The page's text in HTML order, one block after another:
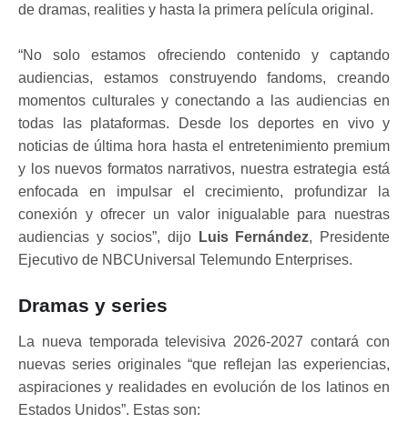
de dramas, realities y hasta la primera película original.
“No solo estamos ofreciendo contenido y captando
audiencias, estamos construyendo fandoms, creando
momentos culturales y conectando a las audiencias en
todas las plataformas. Desde los deportes en vivo y
noticias de última hora hasta el entretenimiento premium
y los nuevos formatos narrativos, nuestra estrategia está
enfocada en impulsar el crecimiento, profundizar la
conexión y ofrecer un valor inigualable para nuestras
audiencias y socios”, dijo
Luis Fernández, Presidente
Ejecutivo de NBCUniversal Telemundo Enterprises.
Dramas y series
La nueva temporada televisiva 2026-2027 contará con
nuevas series originales “que reflejan las experiencias,
aspiraciones y realidades en evolución de los latinos en
Estados Unidos”. Estas son: